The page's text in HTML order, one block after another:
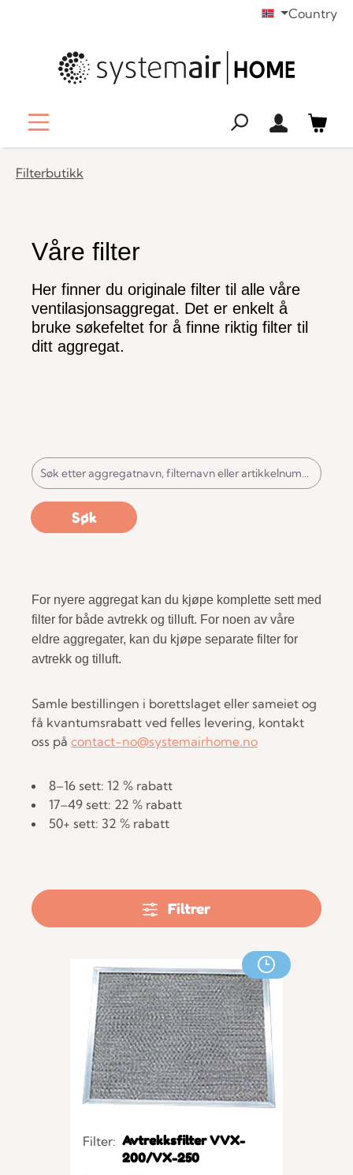
Country
Filterbutikk
Våre filter
Her finner du originale filter til alle våre
ventilasjonsaggregat. Det er enkelt å
bruke søkefeltet for å finne riktig filter til
ditt aggregat.
Søk
For nyere aggregat kan du kjøpe komplette sett med
filter for både avtrekk og tilluft. For noen av våre
eldre aggregater, kan du kjøpe separate filter for
avtrekk og tilluft.
Samle bestillingen i borettslaget eller sameiet og
få kvantumsrabatt ved felles levering, kontakt
oss på contact-no@systemairhome.no
8–16 sett: 12 % rabatt
17–49 sett: 22 % rabatt
50+ sett: 32 % rabatt
Filtrer
Filter: Avtrekksfilter VVX-
200/VX-250